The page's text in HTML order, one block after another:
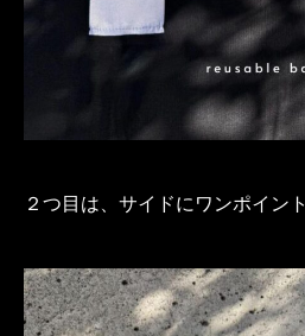
２つ目は、サイドにワンポイント